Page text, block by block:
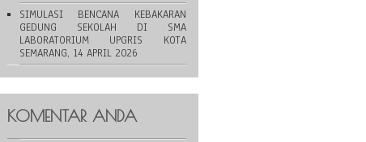
SIMULASI BENCANA KEBAKARAN
GEDUNG SEKOLAH DI SMA
LABORATORIUM UPGRIS KOTA
SEMARANG, 14 APRIL 2026
KOMENTAR ANDA